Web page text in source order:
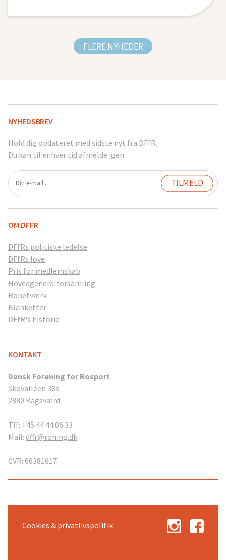
FLERE NYHEDER
NYHEDSBREV
Hold dig opdateret med sidste nyt fra DFfR.
Du kan til enhver tid afmelde igen.
OM DFFR
DFfRs politiske ledelse
DFfRs love
Pris for medlemskab
Hovedgeneralforsamling
Ronetværk
Blanketter
DFfR's historie
KONTAKT
Dansk Forening for Rosport
Skovalléen 38a
2880 Bagsværd
Tlf: +45 44 44 06 33
Mail: dffr@roning.dk
CVR: 66381617
Cookies & privatlivspolitik